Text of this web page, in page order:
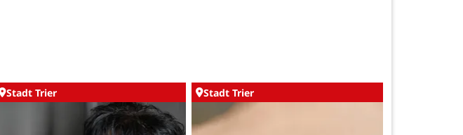
Stadt Trier Stadt Trier